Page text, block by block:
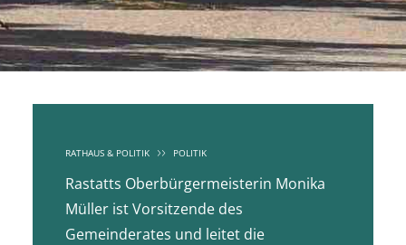
RATHAUS & POLITIK POLITIK
Rastatts Oberbürgermeisterin Monika
Müller ist Vorsitzende des
Gemeinderates und leitet die